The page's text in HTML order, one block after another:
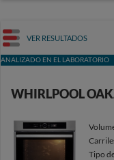
VER RESULTADOS
ANALIZADO EN EL LABORATORIO
WHIRLPOOL
Tipo